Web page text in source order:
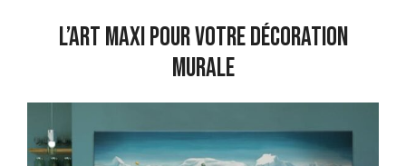
L’art maxi pour votre décoration
murale